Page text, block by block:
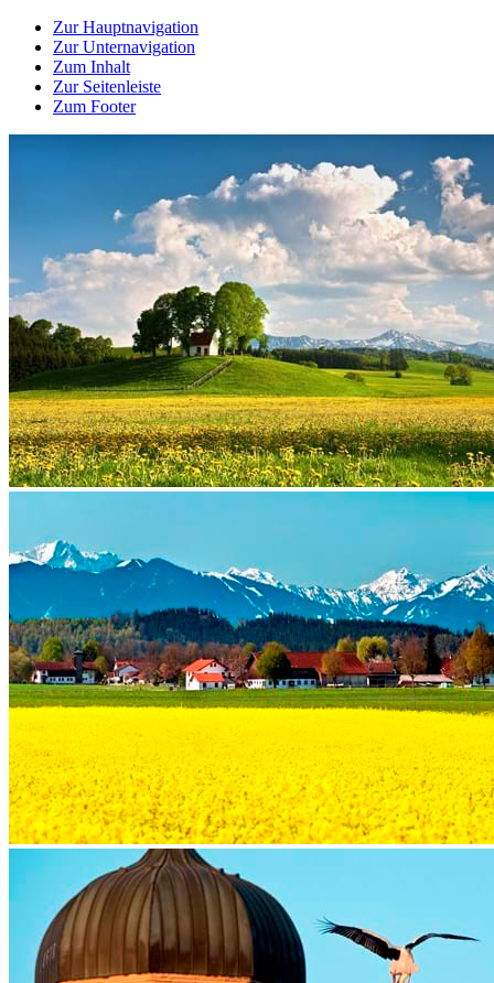
Zur Hauptnavigation
Zur Unternavigation
Zum Inhalt
Zur Seitenleiste
Zum Footer